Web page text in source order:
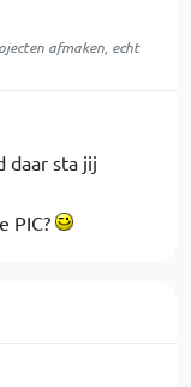
afmaken, echt
daar sta jij
PIC?